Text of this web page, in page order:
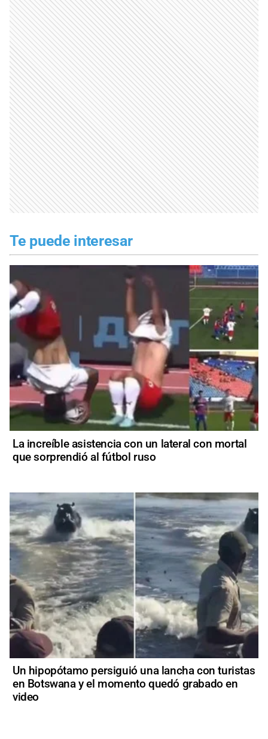
Te puede interesar
La increíble asistencia con un lateral con mortal
que sorprendió al fútbol ruso
Un hipopótamo persiguió una lancha con turistas
en Botswana y el momento quedó grabado en
video